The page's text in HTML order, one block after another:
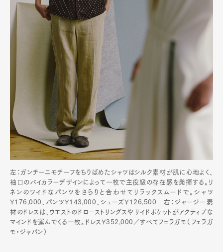
左：ガンチーニモチーフをちりばめたシャツはシルク素材が肌に心地よく、
袖口のバイカラーデザインによって一枚で主役級の存在感を発揮する。リ
ネンのワイドなパンツをさらりと合わせてリラックスムードで。シャツ
¥176,000、パンツ¥143,000、シューズ¥126,500 右：ジャージー素
材のドレスは、ウエストのドローストリングスやサイドポケットがアクティブな
マインドを運んでくる一枚。ドレス¥352,000／すべてフェラガモ（フェラガ
モ・ジャパン）